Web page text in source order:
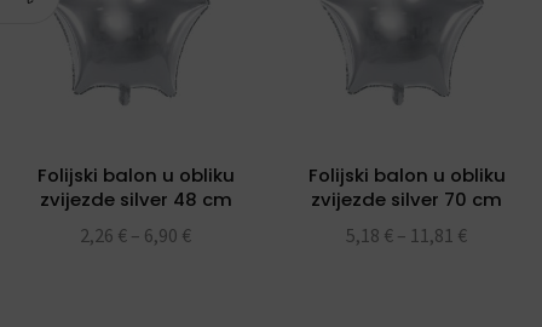
Folijski balon u obliku
zvijezde silver 48 cm
2,26 € – 6,90 €
Folijski balon u obliku
zvijezde silver 70 cm
5,18 € – 11,81 €